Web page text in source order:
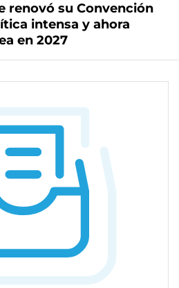
renovó su Convención
intensa y ahora
en 2027